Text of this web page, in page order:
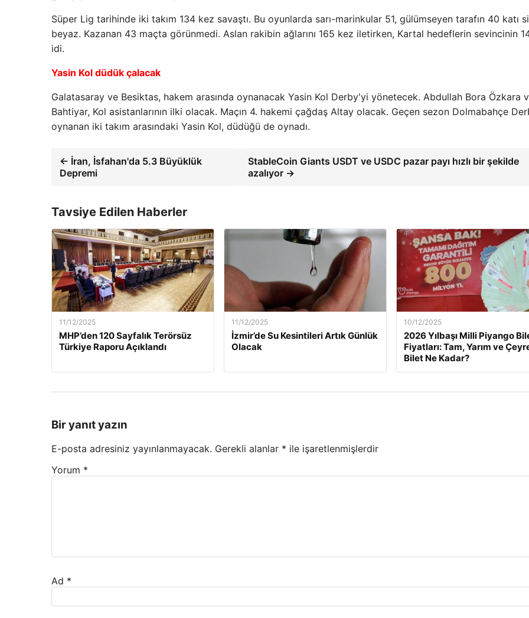
Süper Lig tarihinde iki takım 134 kez savaştı. Bu oyunlarda sarı-marinkular 51, gülümseyen tarafın 40 katı
beyaz. Kazanan 43 maçta görünmedi. Aslan rakibin ağlarını 165 kez iletirken, Kartal hedeflerin sevincinin
idi.
Yasin Kol düdük çalacak
Galatasaray ve Besiktas, hakem arasında oynanacak Yasin Kol Derby'yi yönetecek. Abdullah Bora Özkara
Bahtiyar, Kol asistanlarının ilki olacak. Maçın 4. hakemi çağdaş Altay olacak. Geçen sezon Dolmabahçe
oynanan iki takım arasındaki Yasin Kol, düdüğü de oynadı.
← İran, İsfahan'da 5.3 Büyüklük
Depremi
StableCoin Giants USDT ve USDC pazar payı hızlı bir şekilde
azalıyor →
Tavsiye Edilen Haberler
11/12/2025
MHP’den 120 Sayfalık Terörsüz
Türkiye Raporu Açıklandı
11/12/2025
İzmir’de Su Kesintileri Artık Günlük
Olacak
10/12/2025
2026 Yılbaşı Milli Piyango
Fiyatları: Tam, Yarım ve
Bilet Ne Kadar?
Bir yanıt yazın
E-posta adresiniz yayınlanmayacak. Gerekli alanlar * ile işaretlenmişlerdir
Yorum *
Ad *